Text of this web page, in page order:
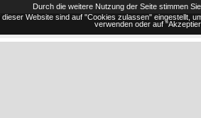
Durch die weitere Nutzung der Seite stimmen
Website sind auf "Cookies zulassen" eingestellt,
verwenden oder auf